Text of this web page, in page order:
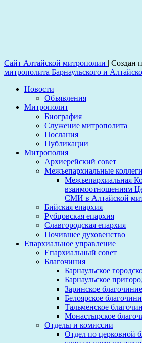
Сайт Алтайской митрополии | Создан
митрополита Барнаульского и
Новости
Объявления
Митрополит
Биография
Служение митрополита
Послания
Публикации
Митрополия
Архиерейский совет
Межъепархиальные
Межъепархиальная
взаимоотношениям
СМИ в Алтайской
Бийская епархия
Рубцовская епархия
Славгородская епархия
Почившее духовенство
Епархиальное управление
Епархиальный совет
Благочиния
Барнаульское
Барнаульское
Заринское благочиние
Белоярское
Тальменское
Монастырское
Отделы и комиссии
Отдел по церковной